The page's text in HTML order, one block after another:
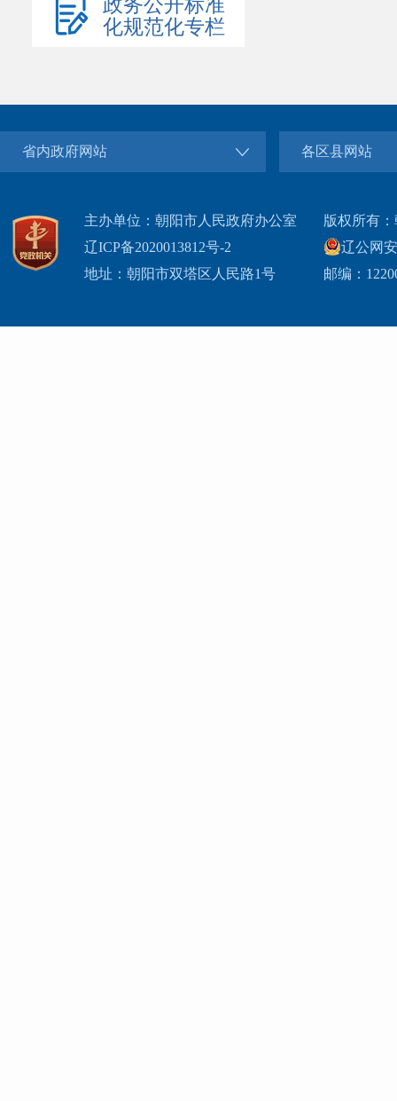
政务公开标准
化规范化专栏
省内政府网站 各区县网站
主办单位：朝阳市人民政府办公室
辽ICP备2020013812号-2
地址：朝阳市双塔区人民路1号
版权所有
辽公网
邮编：